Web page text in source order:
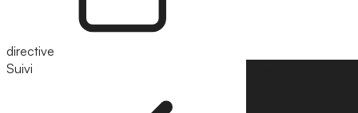
directive
Suivi